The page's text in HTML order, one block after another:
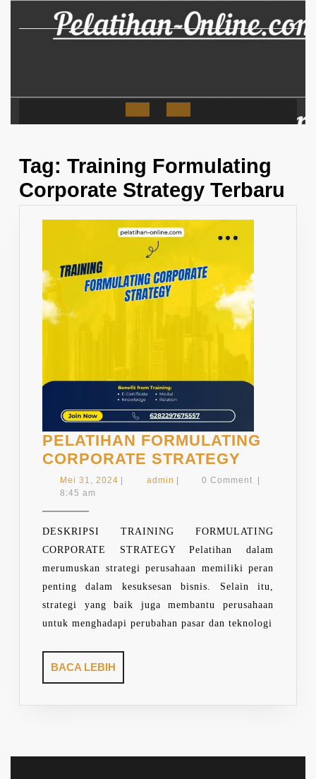
Open
Tag: Training Formulating
Corporate Strategy Terbaru
PELATIHAN FORMULATING
CORPORATE STRATEGY
Mei 31, 2024 Mei
admin admin 0 Comment
8:45 am
DESKRIPSI TRAINING FORMULATING
CORPORATE STRATEGY Pelatihan dalam
merumuskan strategi perusahaan memiliki peran
penting dalam kesuksesan bisnis. Selain itu,
strategi yang baik juga membantu perusahaan
untuk menghadapi perubahan pasar dan teknologi
BACA LEBIH
LEBIH